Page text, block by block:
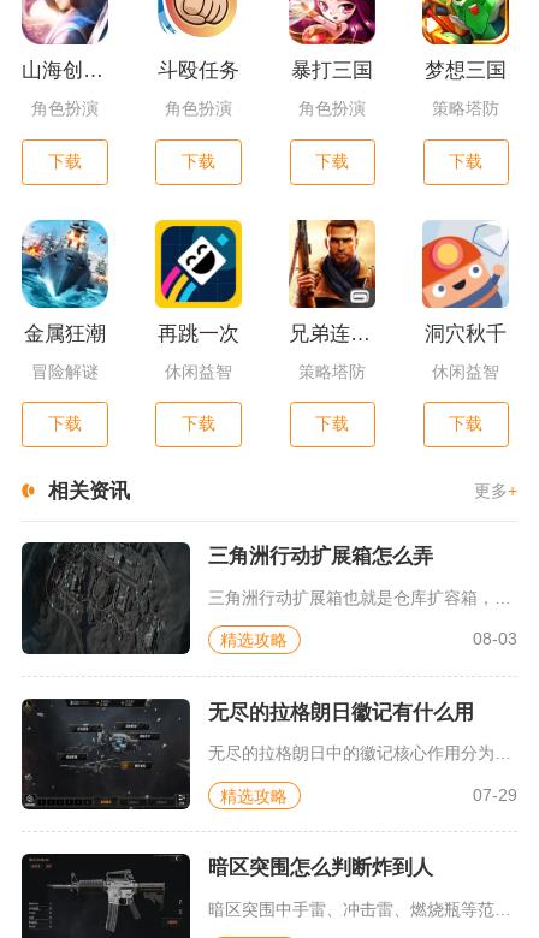
山海创世录一剑天逆
角色扮演
下载
斗殴任务
角色扮演
下载
暴打三国
角色扮演
下载
梦想三国
策略塔防
下载
金属狂潮
冒险解谜
下载
再跳一次
休闲益智
下载
兄弟连3：战争之子
策略塔防
下载
洞穴秋千
休闲益智
下载
相关资讯 更多+
三角洲行动扩展箱怎么弄
精选攻略 08-03
无尽的拉格朗日徽记有什么用
精选攻略 07-29
暗区突围怎么判断炸到人
暗区突围中手雷、冲击雷、燃烧瓶等范围投掷物命中敌人，会同步出...